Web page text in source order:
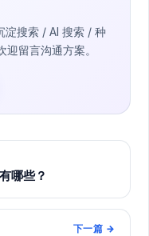
淀搜索 / AI 搜索 / 种
留言沟通方案。
哪些？
下一篇 →